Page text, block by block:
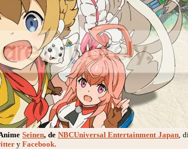
Seinen, de NBCUniversal Entertainment Japan ,
y Facebook.